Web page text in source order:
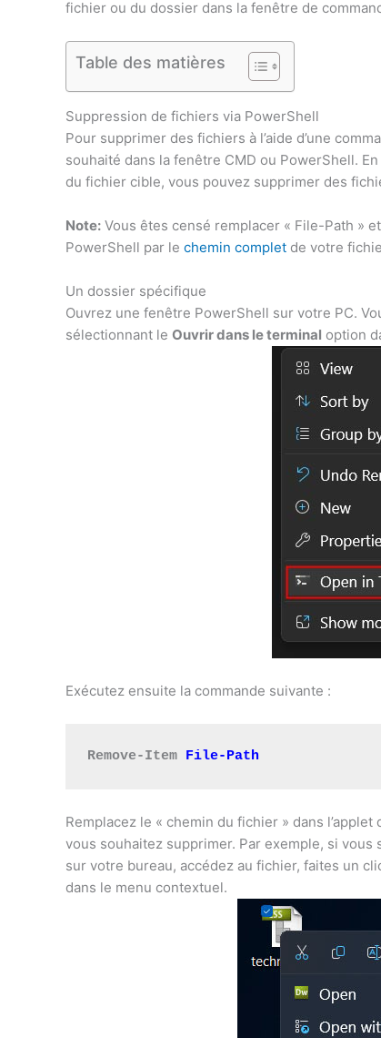
fichier ou du dossier dans la fenêtre de
Table des matières
Suppression de fichiers via PowerShell
Pour supprimer des fichiers à l’aide d’une
souhaité dans la fenêtre CMD ou PowerShell.
du fichier cible, vous pouvez supprimer des
Note: Vous êtes censé remplacer « File-Path »
PowerShell par le chemin complet de votre
Un dossier spécifique
Ouvrez une fenêtre PowerShell sur votre PC.
sélectionnant le Ouvrir dans le terminal option
Exécutez ensuite la commande suivante :
Remove-Item File-Path
Remplacez le « chemin du fichier » dans
vous souhaitez supprimer. Par exemple, si vous
sur votre bureau, accédez au fichier, faites un
dans le menu contextuel.